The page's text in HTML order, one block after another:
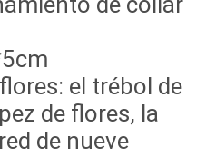
el trébol de
de flores, la
de nueve